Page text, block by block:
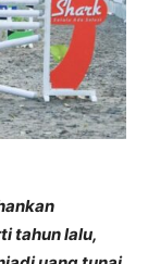
tahun lalu,